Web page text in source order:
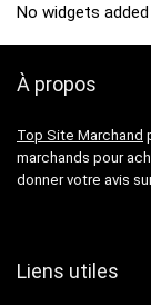
No widgets added
À propos
Top Site Marchand
marchands pour
donner votre avis
Liens utiles